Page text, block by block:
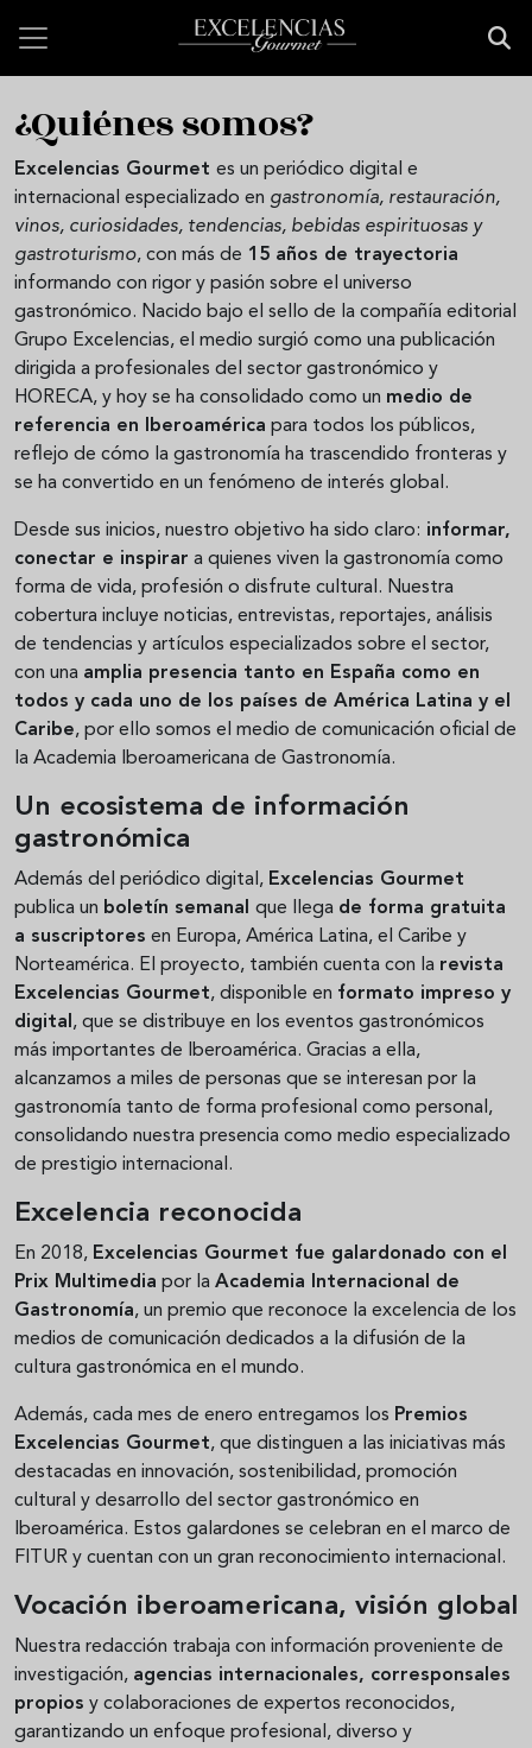
¿Quiénes somos?
Excelencias Gourmet es un periódico digital e
internacional especializado en gastronomía, restauración,
vinos, curiosidades, tendencias, bebidas espirituosas y
gastroturismo, con más de 15 años de trayectoria
informando con rigor y pasión sobre el universo
gastronómico. Nacido bajo el sello de la compañía editorial
Grupo Excelencias, el medio surgió como una publicación
dirigida a profesionales del sector gastronómico y
HORECA, y hoy se ha consolidado como un medio de
referencia en Iberoamérica para todos los públicos,
reflejo de cómo la gastronomía ha trascendido fronteras y
se ha convertido en un fenómeno de interés global.
Desde sus inicios, nuestro objetivo ha sido claro: informar,
conectar e inspirar a quienes viven la gastronomía como
forma de vida, profesión o disfrute cultural. Nuestra
cobertura incluye noticias, entrevistas, reportajes, análisis
de tendencias y artículos especializados sobre el sector,
con una amplia presencia tanto en España como en
todos y cada uno de los países de América Latina y el
Caribe, por ello somos el medio de comunicación oficial de
la Academia Iberoamericana de Gastronomía.
Un ecosistema de información
gastronómica
Además del periódico digital, Excelencias Gourmet
publica un boletín semanal que llega de forma gratuita
a suscriptores en Europa, América Latina, el Caribe y
Norteamérica. El proyecto, también cuenta con la revista
Excelencias Gourmet, disponible en formato impreso y
digital , que se distribuye en los eventos gastronómicos
más importantes de Iberoamérica. Gracias a ella,
alcanzamos a miles de personas que se interesan por la
gastronomía tanto de forma profesional como personal,
consolidando nuestra presencia como medio especializado
de prestigio internacional.
Excelencia reconocida
En 2018, Excelencias Gourmet fue galardonado con el
Prix Multimedia por la Academia Internacional de
Gastronomía, un premio que reconoce la excelencia de los
medios de comunicación dedicados a la difusión de la
cultura gastronómica en el mundo.
Además, cada mes de enero entregamos los Premios
Excelencias Gourmet, que distinguen a las iniciativas más
destacadas en innovación, sostenibilidad, promoción
cultural y desarrollo del sector gastronómico en
Iberoamérica. Estos galardones se celebran en el marco de
FITUR y cuentan con un gran reconocimiento internacional.
Vocación iberoamericana, visión global
Nuestra redacción trabaja con información proveniente de
investigación, agencias internacionales, corresponsales
propios y colaboraciones de expertos reconocidos,
garantizando un enfoque profesional, diverso y